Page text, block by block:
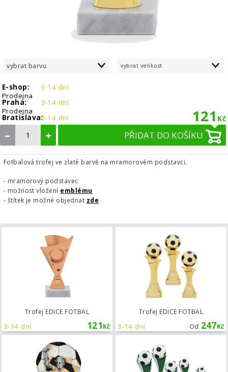
vybrat barvu vybrat velikost
E-shop:
3-14 dní
Prodejna
Praha:
3-14 dní
Prodejna
Bratislava:3-14 dní 121 Kč
– + PŘIDAT DO KOŠÍKU
Fotbalová trofej ve zlaté barvě na mramorovém podstavci.
- mramorový podstavec
- možnost vložení emblému
- štítek je možné objednat zde
Trofej EDICE FOTBAL
121Kč
3-14 dní
Trofej EDICE FOTBAL
Od 247Kč
3-14 dní